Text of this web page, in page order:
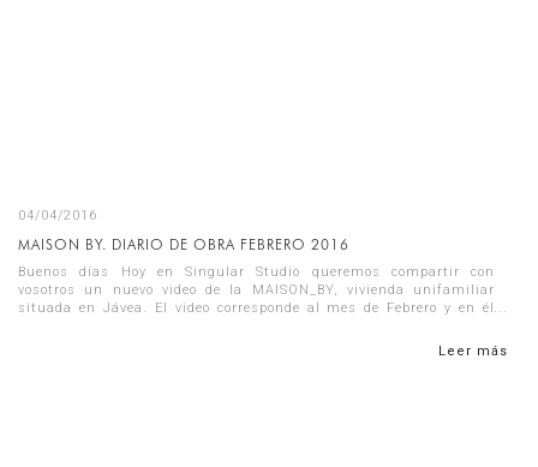
04/04/2016
MAISON BY. DIARIO DE OBRA FEBRERO 2016
Buenos días Hoy en Singular Studio queremos compartir con
vosotros un nuevo video de la MAISON_BY, vivienda unifamiliar
situada en Jávea. El video corresponde al mes de Febrero y en él
Leer más